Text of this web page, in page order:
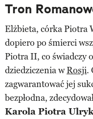
Tron
Elżbieta, córka Piotra
dopiero po śmierci
Piotra II, co świadczy
dziedziczenia wRosji.
zagwarantować jej
bezpłodna,
Karola Piotra